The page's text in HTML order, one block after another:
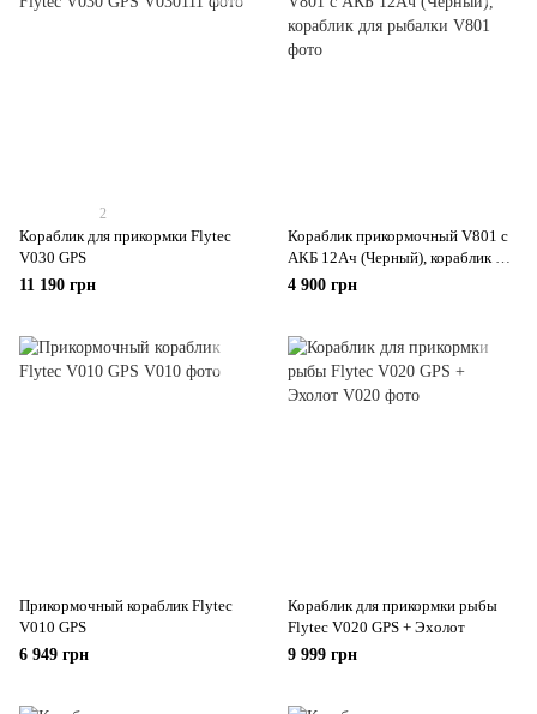
2
Кораблик для прикормки Flytec
V030 GPS
11 190 грн
Кораблик прикормочный V801 с
АКБ 12Ач (Черный), кораблик для
рыбалки
4 900 грн
Прикормочный кораблик Flytec
V010 GPS
6 949 грн
Кораблик для прикормки рыбы
Flytec V020 GPS + Эхолот
9 999 грн